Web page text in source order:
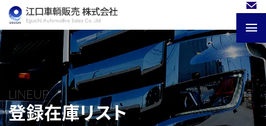
LINEUP
登録在庫リスト